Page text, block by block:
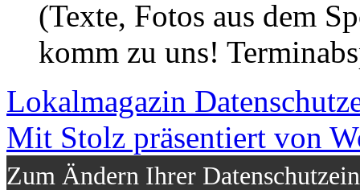
(Texte, Fotos aus dem
komm zu uns!
Lokalmagazin
Mit Stolz präsentiert von
Zum Ändern Ihrer